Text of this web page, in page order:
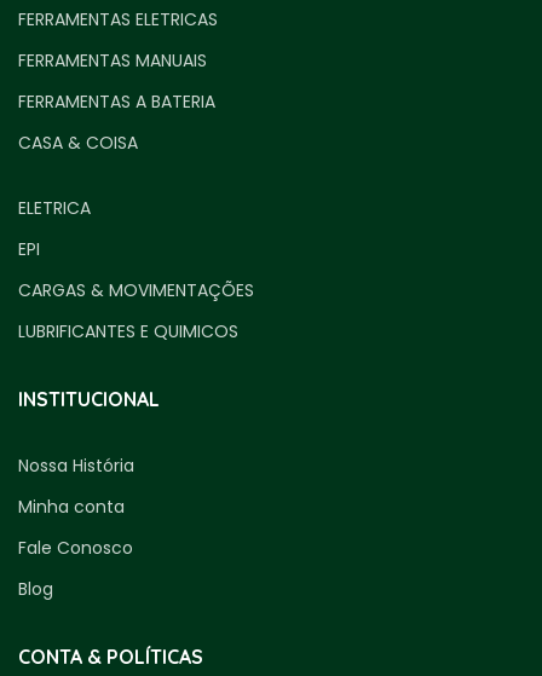
FERRAMENTAS ELETRICAS
FERRAMENTAS MANUAIS
FERRAMENTAS A BATERIA
CASA & COISA
ELETRICA
EPI
CARGAS & MOVIMENTAÇÕES
LUBRIFICANTES E QUIMICOS
INSTITUCIONAL
Nossa História
Minha conta
Fale Conosco
Blog
CONTA & POLÍTICAS